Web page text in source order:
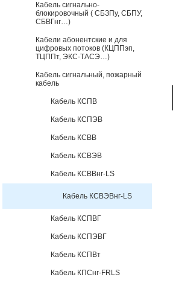
Кабель сигнально-
блокировочный ( СБЗПу, СБПУ,
СБВГнг…)
Кабели абонентские и для
цифровых потоков (КЦППэп,
ТЦППт, ЭКС-ТАСЭ…)
Кабель сигнальный, пожарный
кабель
Кабель КСПВ
Кабель КСПЭВ
Кабель КСВВ
Кабель КСВЭВ
Кабель КСВВнг-LS
Кабель КСВЭВнг-LS
Кабель КСПВГ
Кабель КСПЭВГ
Кабель КСПВт
Кабель КПСнг-FRLS